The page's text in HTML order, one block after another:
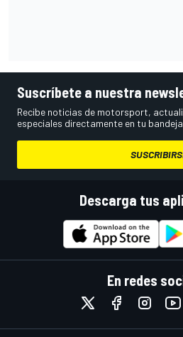
Suscríbete a nuestra
Recibe noticias de motorsport,
especiales directamente en tu
Descarga tus
En redes